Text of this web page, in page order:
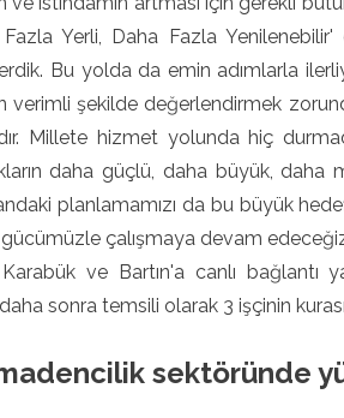
Yerli, Daha Fazla
Bu yolda da emin adımlarla
verimli şekilde değerlendirmek
Millete hizmet yolunda hiç
daha güçlü, daha büyük, daha
planlamamızı da bu büyük
çalışmaya devam
ve Bartın'a canlı bağlantı
daha sonra temsili olarak 3 işçinin
madencilik sektöründe